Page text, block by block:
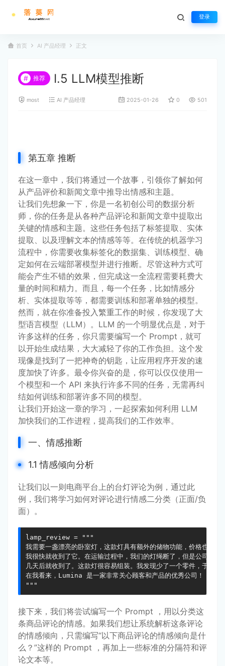
登录
首页 AI 产品经理 正文
# 推荐 Ⅰ.5 LLM模型推断
most AI 产品经理 2025-01-26 0 501
第五章 推断
在这一章中，我们将通过一个故事，引领你了解如何
从产品评价和新闻文章中推导出情感和主题。
让我们先想象一下，你是一名初创公司的数据分析
师，你的任务是从各种产品评论和新闻文章中提取出
关键的情感和主题。这些任务包括了标签提取、实体
提取、以及理解文本的情感等等。在传统的机器学习
流程中，你需要收集标签化的数据集、训练模型、确
定如何在云端部署模型并进行推断。尽管这种方式可
能会产生不错的效果，但完成这一全流程需要耗费大
量的时间和精力。而且，每一个任务，比如情感分
析、实体提取等等，都需要训练和部署单独的模型。
然而，就在你准备投入繁重工作的时候，你发现了大
型语言模型（LLM）。LLM 的一个明显优点是，对于
许多这样的任务，你只需要编写一个 Prompt，就可
以开始生成结果，大大减轻了你的工作负担。这个发
现像是找到了一把神奇的钥匙，让应用程序开发的速
度加快了许多。最令你兴奋的是，你可以仅仅使用一
个模型和一个 API 来执行许多不同的任务，无需再纠
结如何训练和部署许多不同的模型。
让我们开始这一章的学习，一起探索如何利用 LLM
加快我们的工作进程，提高我们的工作效率。
一、情感推断
1.1 情感倾向分析
让我们以一则电商平台上的台灯评论为例，通过此
例，我们将学习如何对评论进行情感二分类（正面/负
面）。
lamp_review = """
我需要一盏漂亮的卧室灯，这款灯具有额外的储物功能，价格也不
我很快就收到了它。在运输过程中，我们的灯绳断了，但是公司很
几天后就收到了。这款灯很容易组装。我发现少了一个零件，于是
在我看来，Lumina 是一家非常关心顾客和产品的优秀公司！
"""
接下来，我们将尝试编写一个 Prompt ，用以分类这
条商品评论的情感。如果我们想让系统解析这条评论
的情感倾向，只需编写“以下商品评论的情感倾向是什
么？”这样的 Prompt ，再加上一些标准的分隔符和评
论文本等。